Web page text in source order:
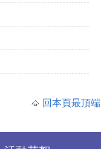
回本頁最頂端